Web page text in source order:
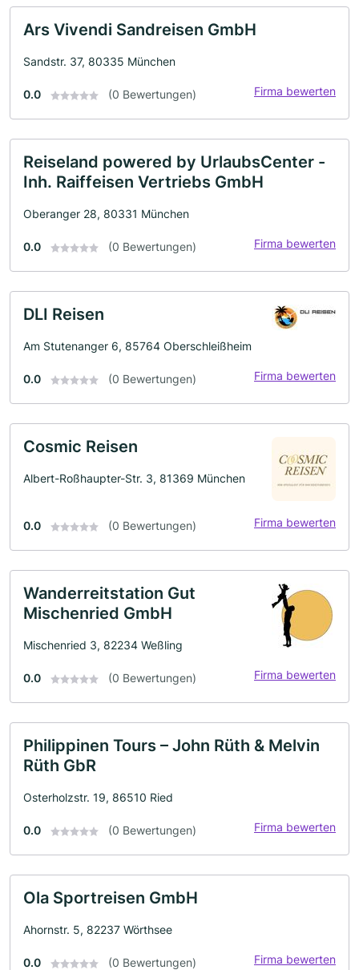
Ars Vivendi Sandreisen GmbH
Sandstr. 37, 80335 München
0.0 (0 Bewertungen) Firma bewerten
Reiseland powered by UrlaubsCenter -
Inh. Raiffeisen Vertriebs GmbH
Oberanger 28, 80331 München
0.0 (0 Bewertungen) Firma bewerten
DLI Reisen
Am Stutenanger 6, 85764 Oberschleißheim
0.0 (0 Bewertungen) Firma bewerten
Cosmic Reisen
Albert-Roßhaupter-Str. 3, 81369 München
0.0 (0 Bewertungen) Firma bewerten
Wanderreitstation Gut
Mischenried GmbH
Mischenried 3, 82234 Weßling
0.0 (0 Bewertungen) Firma bewerten
Philippinen Tours – John Rüth & Melvin
Rüth GbR
Osterholzstr. 19, 86510 Ried
0.0 (0 Bewertungen) Firma bewerten
Ola Sportreisen GmbH
Ahornstr. 5, 82237 Wörthsee
0.0 (0 Bewertungen) Firma bewerten